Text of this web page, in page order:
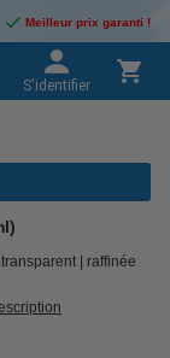
Meilleur prix garanti !
S'identifier
transparent raffinée